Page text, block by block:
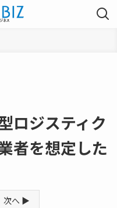
ロジスティク
者を想定した
次へ ▶